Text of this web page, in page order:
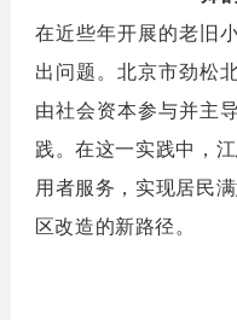
在近些年开展的老旧
出问题。北京市劲松
由社会资本参与并主
践。在这一实践中，
用者服务，实现居民
区改造的新路径。